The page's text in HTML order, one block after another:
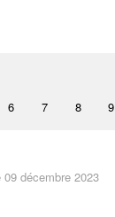
6 7 8 9
décembre 2023